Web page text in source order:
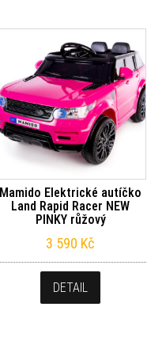
Mamido Elektrické autíčko
Land Rapid Racer NEW
PINKY růžový
3 590 Kč
DETAIL